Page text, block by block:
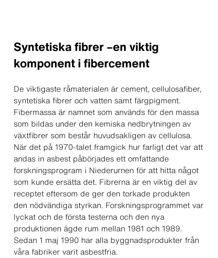
Syntetiska fibrer –en viktig
komponent i fibercement
De viktigaste råmaterialen är cement, cellulosafiber,
syntetiska fibrer och vatten samt färgpigment.
Fibermassa är namnet som används för den massa
som bildas under den kemiska nedbrytningen av
växtfibrer som består huvudsakligen av cellulosa.
När det på 1970-talet framgick hur farligt det var att
andas in asbest påbörjades ett omfattande
forskningsprogram i Niederurnen för att hitta något
som kunde ersätta det. Fibrerna är en viktig del av
receptet eftersom de ger den torkade produkten
den nödvändiga styrkan. Forskningsprogrammet var
lyckat och de första testerna och den nya
produktionen ägde rum mellan 1981 och 1989.
Sedan 1 maj 1990 har alla byggnadsprodukter från
våra fabriker varit asbestfria.